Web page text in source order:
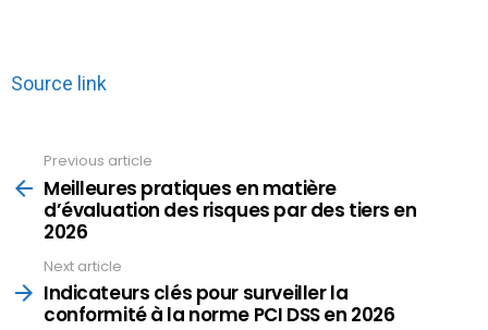
Source link
more
Previous article
Meilleures pratiques en matière
d’évaluation des risques par des tiers en
2026
Next article
Indicateurs clés pour surveiller la
conformité à la norme PCI DSS en 2026